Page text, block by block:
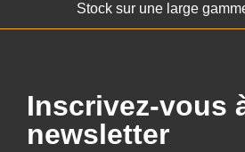
Stock sur une large
Inscrivez-vous
newsletter